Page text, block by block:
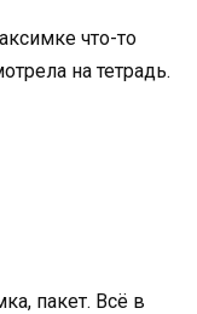
что-то
на тетрадь.
пакет. Всё в